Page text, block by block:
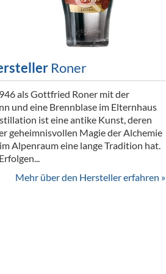
Roner
als Gottfried Roner mit der
und eine Brennblase im Elternhaus
ist eine antike Kunst, deren
geheimnisvollen Magie der Alchemie
Alpenraum eine lange Tradition hat.
Mehr über den Hersteller erfahren »